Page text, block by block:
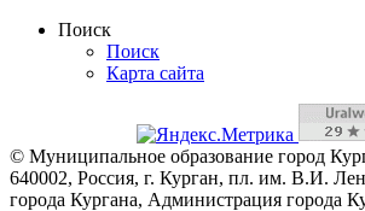
Поиск
Поиск
Карта сайта
© Муниципальное образование город
640002, Россия, г. Курган, пл. им. В.И.
города Кургана, Администрация города